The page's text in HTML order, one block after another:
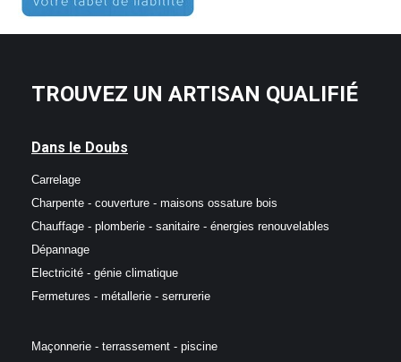
TROUVEZ UN ARTISAN QUALIFIÉ
Dans le Doubs
Carrelage
Charpente - couverture - maisons ossature bois
Chauffage - plomberie - sanitaire - énergies renouvelables
Dépannage
Electricité - génie climatique
Fermetures - métallerie - serrurerie
Maçonnerie - terrassement - piscine